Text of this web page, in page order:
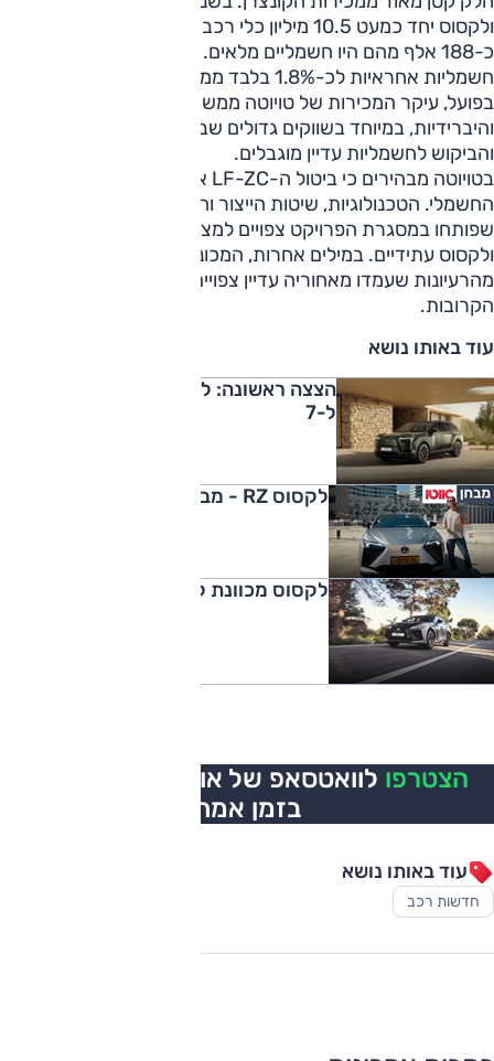
ולקסוס יחד כמעט 10.5 מיליון כלי רכב ברחבי העולם, אך רק
כ-188 אלף מהם היו חשמליים מלאים. המשמעות היא שמכוניות
חשמליות אחראיות לכ-1.8% בלבד ממכירות טויוטה העולמית.
בפועל, עיקר המכירות של טויוטה ממשיך להגיע ממכוניות בנזין
והיברידיות, במיוחד בשווקים גדולים שבהם תשתיות הטעינה
והביקוש לחשמליות עדיין מוגבלים.
בטויוטה מבהירים כי ביטול ה-LF-ZC אינו מסמן נסיגה מהתחום
החשמלי. הטכנולוגיות, שיטות הייצור והפתרונות ההנדסיים
שפותחו במסגרת הפרויקט צפויים למצוא את דרכם לדגמי טויוטה
ולקסוס עתידיים. במילים אחרות, המכונית אמנם בוטלה, אך חלק
מהרעיונות שעמדו מאחוריה עדיין צפויים להגיע לכביש בשנים
הקרובות.
עוד באותו נושא
ל-7
לקסוס RZ - מבחן דרכים (550e)
לקסוס מכוונת להגדלת ההיצע
הצטרפו לוואטסאפ של אוטו, כל העדכונים
בזמן אמת
עוד באותו נושא
חדשות רכב